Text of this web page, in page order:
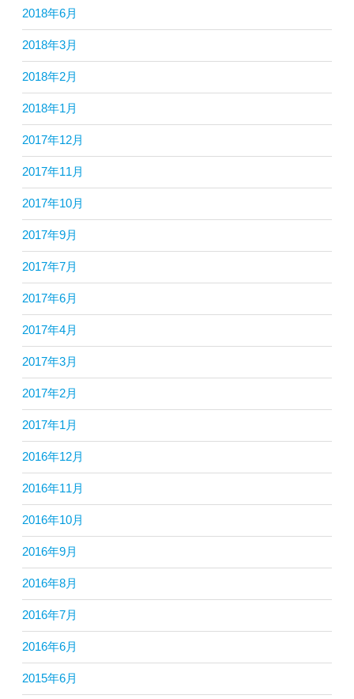
2018年6月
2018年3月
2018年2月
2018年1月
2017年12月
2017年11月
2017年10月
2017年9月
2017年7月
2017年6月
2017年4月
2017年3月
2017年2月
2017年1月
2016年12月
2016年11月
2016年10月
2016年9月
2016年8月
2016年7月
2016年6月
2015年6月